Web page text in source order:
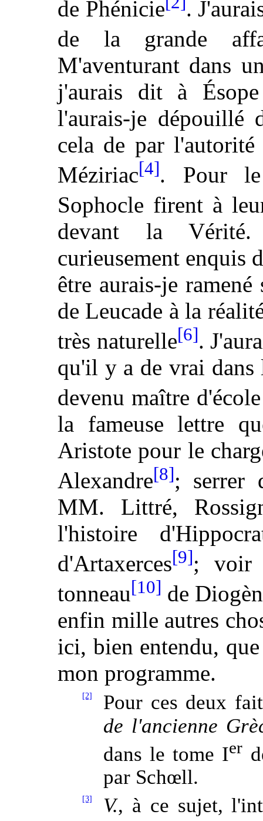
de Phénicie
.
de la grande
M'aventurant dans
j'aurais dit à
l'aurais-je dépouillé
cela de par
Méziriac[4]. Pour
Sophocle firent à
devant la
curieusement enquis
être aurais-je
de Leucade à la
très naturelle[6].
qu'il y a de vrai dans
devenu maître
la fameuse lettre
Aristote pour le
Alexandre[8]; serrer
MM. Littré,
l'histoire
d'Artaxerces[9]; voir
tonneau[10] de
enfin mille autres
ici, bien entendu,
mon programme.
[2]
Pour ces deux
de l'ancienne
dans le tome Ier
par Schœll.
[3] V., à ce sujet,